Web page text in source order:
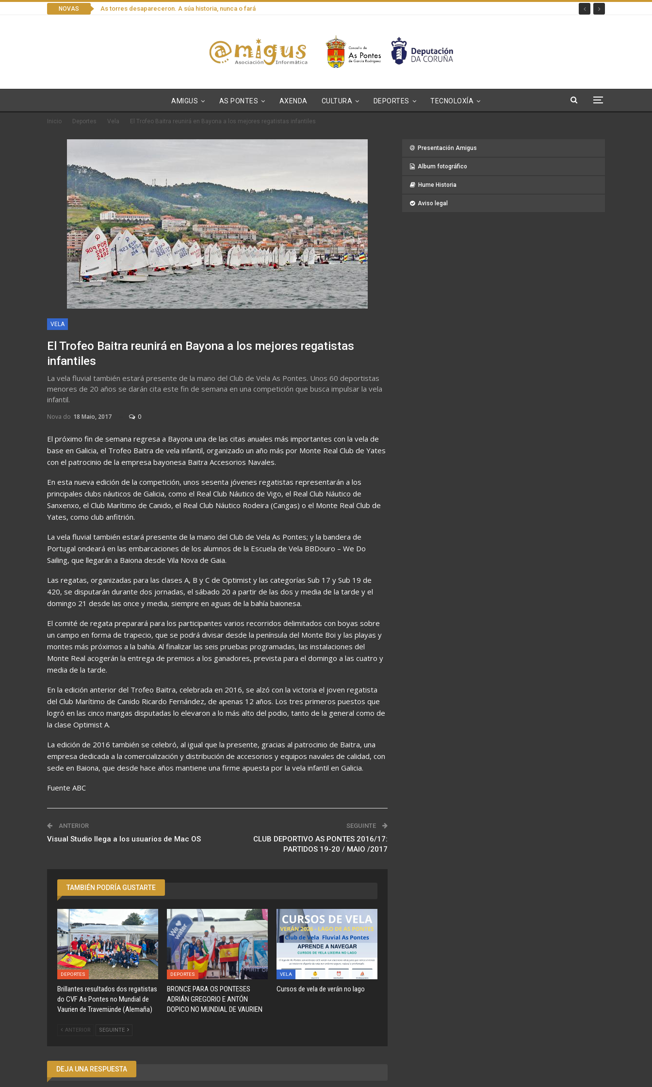
NOVAS As torres desapareceron. A súa historia, nunca o fará
AMIGUS AS PONTES AXENDA CULTURA DEPORTES TECNOLOXÍA
Inicio Deportes Vela El Trofeo Baitra reunirá en Bayona a los mejores regatistas infantiles
VELA
El Trofeo Baitra reunirá en Bayona a los mejores regatistas
infantiles
La vela fluvial también estará presente de la mano del Club de Vela As Pontes. Unos 60 deportistas
menores de 20 años se darán cita este fin de semana en una competición que busca impulsar la vela
infantil.
Nova do 18 Maio, 2017 0
El próximo fin de semana regresa a Bayona una de las citas anuales más importantes con la vela de
base en Galicia, el Trofeo Baitra de vela infantil, organizado un año más por Monte Real Club de Yates
con el patrocinio de la empresa bayonesa Baitra Accesorios Navales.
En esta nueva edición de la competición, unos sesenta jóvenes regatistas representarán a los
principales clubs náuticos de Galicia, como el Real Club Náutico de Vigo, el Real Club Náutico de
Sanxenxo, el Club Marítimo de Canido, el Real Club Náutico Rodeira (Cangas) o el Monte Real Club de
Yates, como club anfitrión.
La vela fluvial también estará presente de la mano del Club de Vela As Pontes; y la bandera de
Portugal ondeará en las embarcaciones de los alumnos de la Escuela de Vela BBDouro – We Do
Sailing, que llegarán a Baiona desde Vila Nova de Gaia.
Las regatas, organizadas para las clases A, B y C de Optimist y las categorías Sub 17 y Sub 19 de
420, se disputarán durante dos jornadas, el sábado 20 a partir de las dos y media de la tarde y el
domingo 21 desde las once y media, siempre en aguas de la bahía baionesa.
El comité de regata preparará para los participantes varios recorridos delimitados con boyas sobre
un campo en forma de trapecio, que se podrá divisar desde la península del Monte Boi y las playas y
montes más próximos a la bahía. Al finalizar las seis pruebas programadas, las instalaciones del
Monte Real acogerán la entrega de premios a los ganadores, prevista para el domingo a las cuatro y
media de la tarde.
En la edición anterior del Trofeo Baitra, celebrada en 2016, se alzó con la victoria el joven regatista
del Club Marítimo de Canido Ricardo Fernández, de apenas 12 años. Los tres primeros puestos que
logró en las cinco mangas disputadas lo elevaron a lo más alto del podio, tanto de la general como de
la clase Optimist A.
La edición de 2016 también se celebró, al igual que la presente, gracias al patrocinio de Baitra, una
empresa dedicada a la comercialización y distribución de accesorios y equipos navales de calidad, con
sede en Baiona, que desde hace años mantiene una firme apuesta por la vela infantil en Galicia.
Fuente ABC
ANTERIOR
Visual Studio llega a los usuarios de Mac OS
SEGUINTE
CLUB DEPORTIVO AS PONTES 2016/17:
PARTIDOS 19-20 / MAIO /2017
TAMBIÉN PODRÍA GUSTARTE
DEPORTES
Brillantes resultados dos regatistas
do CVF As Pontes no Mundial de
Vaurien de Travemünde (Alemaña)
DEPORTES
BRONCE PARA OS PONTESES
ADRIÁN GREGORIO E ANTÓN
DOPICO NO MUNDIAL DE VAURIEN
VELA
Cursos de vela de verán no lago
ANTERIOR SEGUINTE
DEJA UNA RESPUESTA
Presentación Amigus
Album fotográfico
Hume Historia
Aviso legal